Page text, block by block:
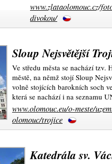
www.zlataolomouc.cz/
divokou/
Sloup Nejsvětější
Ve středu města se nachází tzv.
městě, na němž stojí Sloup
volně stojících barokních soch
která se nachází i na seznamu
www.olomouc.eu/o-meste/
olomouc/trojice
Katedrála sv.